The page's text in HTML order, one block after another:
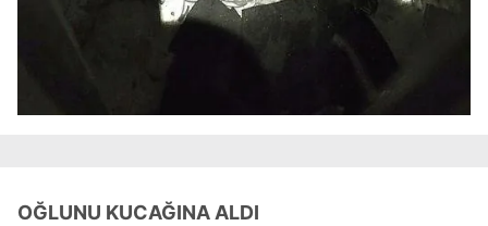
OĞLUNU KUCAĞINA ALDI